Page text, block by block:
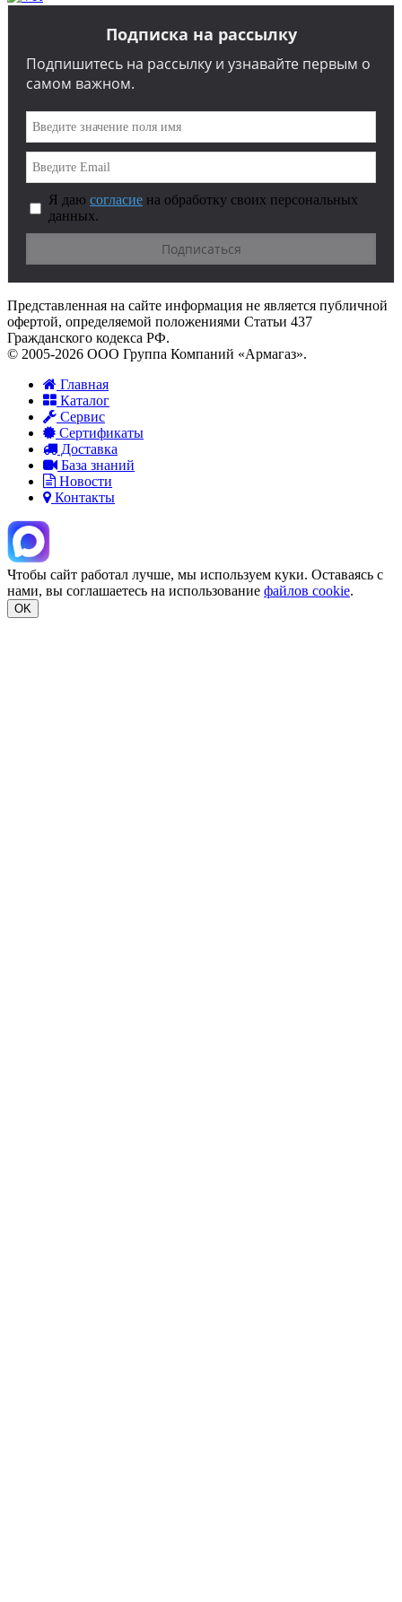
Подписка на рассылку
Подпишитесь на рассылку и узнавайте первым о
самом важном.
Я даю согласие на обработку своих персональных
данных.
Представленная на сайте информация не является публичной
офертой, определяемой положениями Статьи 437
Гражданского кодекса РФ.
© 2005-2026 ООО Группа Компаний «Армагаз».
Главная
Каталог
Сервис
Сертификаты
Доставка
База знаний
Новости
Контакты
Чтобы сайт работал лучше, мы используем куки. Оставаясь с
нами, вы соглашаетесь на использование файлов cookie.
OK